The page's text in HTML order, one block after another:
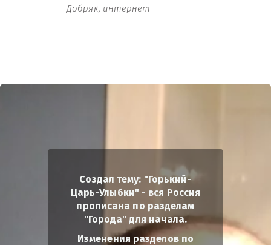
Добряк, интернет
Создал тему: "Горький-
Царь-Улыбки" - вся Россия
прописана по разделам
"Города" для начала.
Изменения разделов по